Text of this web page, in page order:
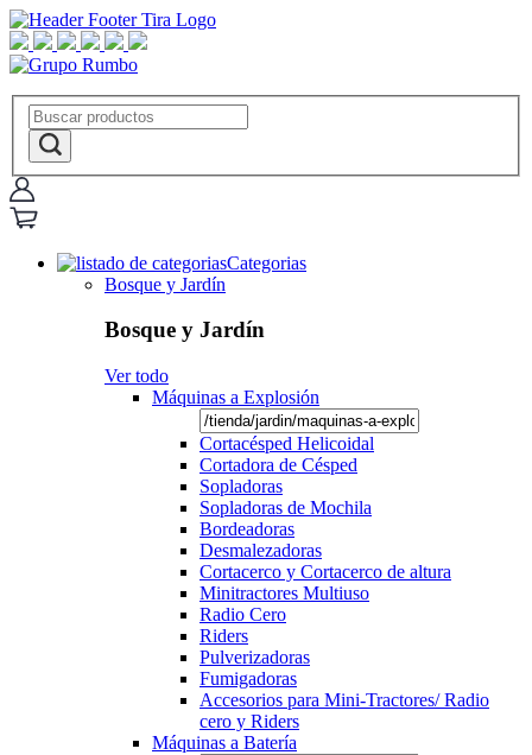
Categorias
Bosque y Jardín
Bosque y Jardín
Ver todo
Máquinas a Explosión
Cortacésped Helicoidal
Cortadora de Césped
Sopladoras
Sopladoras de Mochila
Bordeadoras
Desmalezadoras
Cortacerco y Cortacerco de altura
Minitractores Multiuso
Radio Cero
Riders
Pulverizadoras
Fumigadoras
Accesorios para Mini-Tractores/ Radio
cero y Riders
Máquinas a Batería